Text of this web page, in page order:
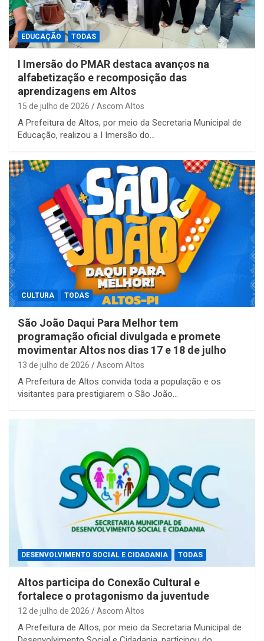
EDUCAÇÃO TODAS
I Imersão do PMAR destaca avanços na
alfabetização e recomposição das
aprendizagens em Altos
15 de julho de 2026 Ascom Altos
A Prefeitura de Altos, por meio da Secretaria Municipal de
Educação, realizou a I Imersão do…
CULTURA TODAS
São João Daqui Para Melhor tem
programação oficial divulgada e promete
movimentar Altos nos dias 17 e 18 de julho
13 de julho de 2026 Ascom Altos
A Prefeitura de Altos convida toda a população e os
visitantes para prestigiarem o São João…
DESENVOLVIMENTO SOCIAL E CIDADANIA TODAS
Altos participa do Conexão Cultural e
fortalece o protagonismo da juventude
12 de julho de 2026 Ascom Altos
A Prefeitura de Altos, por meio da Secretaria Municipal de